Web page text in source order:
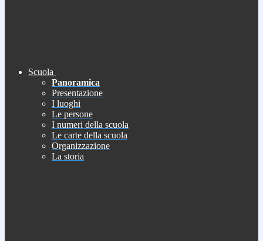
Scuola
Panoramica
Presentazione
I luoghi
Le persone
I numeri della scuola
Le carte della scuola
Organizzazione
La storia